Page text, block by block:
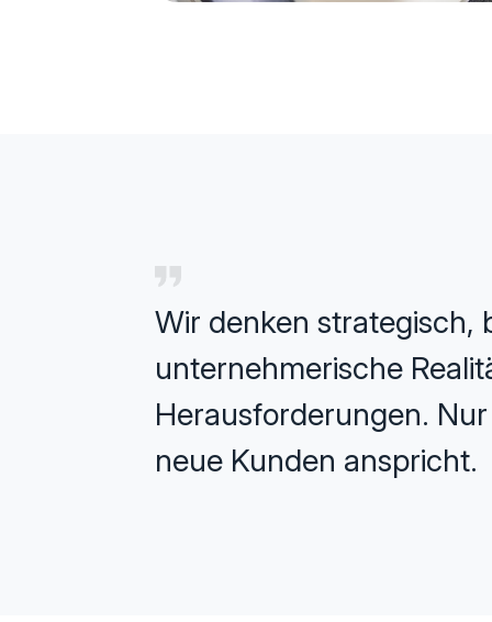
Wir denken strategisch,
unternehmerische
Herausforderungen.
neue Kunden anspricht.